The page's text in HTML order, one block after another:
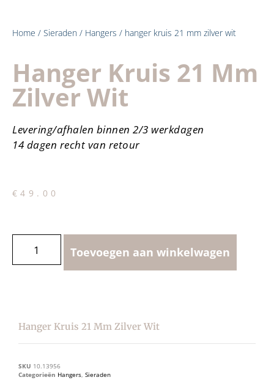
Home / Sieraden / Hangers / hanger kruis 21 mm zilver wit
Hanger Kruis 21 Mm
Zilver Wit
Levering/afhalen binnen 2/3 werkdagen
14 dagen recht van retour
€49.00
Toevoegen aan winkelwagen
Hanger Kruis 21 Mm Zilver Wit
SKU 10.13956
Categorieën Hangers, Sieraden